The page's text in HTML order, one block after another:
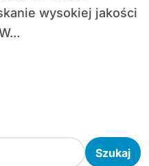
wysokiej jakości
Szukaj